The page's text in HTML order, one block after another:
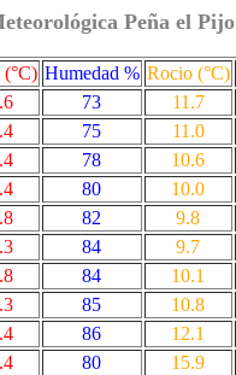
Peña el Pijo
(°C) Humedad % Rocio (°C)
73 11.7
75 11.0
78 10.6
80 10.0
82 9.8
84 9.7
84 10.1
85 10.8
86 12.1
80 15.9